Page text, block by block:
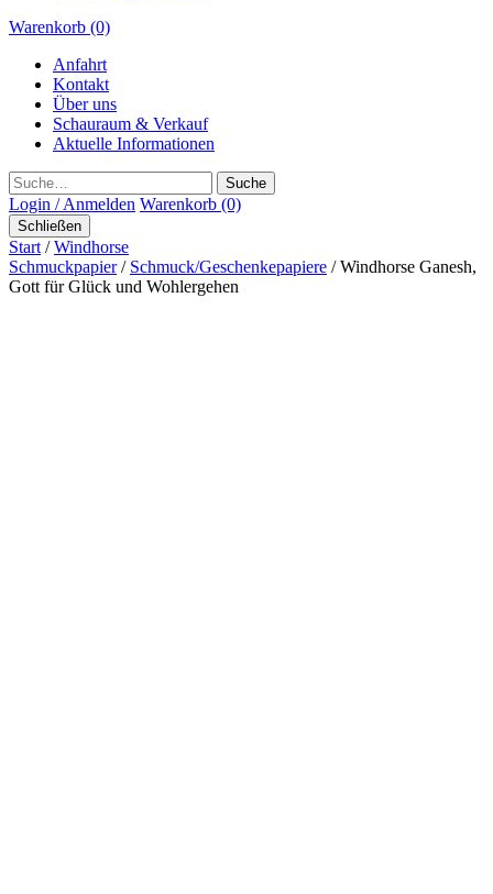
Warenkorb (0)
Anfahrt
Kontakt
Über uns
Schauraum & Verkauf
Aktuelle Informationen
Suche
Login / Anmelden Warenkorb (0)
Schließen
Start /Windhorse
Schmuckpapier/ Schmuck/Geschenkepapiere / Windhorse Ganesh,
Gott für Glück und Wohlergehen